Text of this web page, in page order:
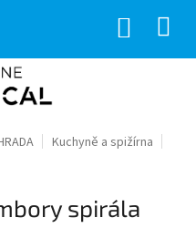
Kuchyně a spižírna
spirála